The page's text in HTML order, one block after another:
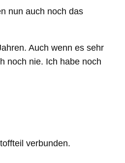
nun auch noch das
Auch wenn es sehr
noch nie. Ich habe noch
verbunden.